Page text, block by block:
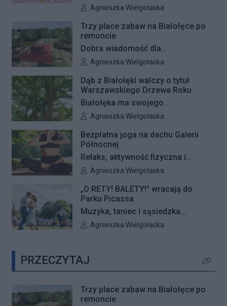
Budżecie Obywatelskim Mazowsza.
województwa zdecydują, na jakie
projekty zostanie przeznaczonych
może każdy mieszkaniec
Mazowsza – także dzieci. Sprawdź,
kto może oddać głos i jak zrobić to
krok po kroku.
Autor artykułu:
Agnieszka Wielgołaska
Trzy place zabaw na Białołęce po
remoncie
Dobra wiadomość dla
najmłodszych mieszkańców
się remonty nawierzchni na trzech
placach zabaw – przy ulicach
Kiersnowskiego, Ruskowy Bród i
Ceramicznej.
Autor artykułu:
Agnieszka Wielgołaska
Dąb z Białołęki walczy o tytuł
Warszawskiego Drzewa Roku
Białołęka ma swojego
reprezentanta w plebiscycie na
finałowej dwunastki zakwalifikował
się okazały dąb szypułkowy
rosnący przy ul. Konturowej. Teraz
o zwycięstwie zadecydują głosy
mieszkańców.
Autor artykułu:
Agnieszka Wielgołaska
Bezpłatna joga na dachu Galerii
Północnej
Relaks, aktywność fizyczna i
wyjątkowa przestrzeń pełna zieleni
Fitness Zdrofit zapraszają
mieszkańców na bezpłatne zajęcia
Autor artykułu:
Agnieszka Wielgołaska
„O RETY! BALETY!” wracają do
Parku Picassa
Muzyka, taniec i sąsiedzka
atmosfera ponownie zagoszczą w
plenerowych potańcówek „O RETY!
BALETY!
Autor artykułu:
Agnieszka Wielgołaska
PRZECZYTAJ Kliknij
Trzy place zabaw na Białołęce po
remoncie